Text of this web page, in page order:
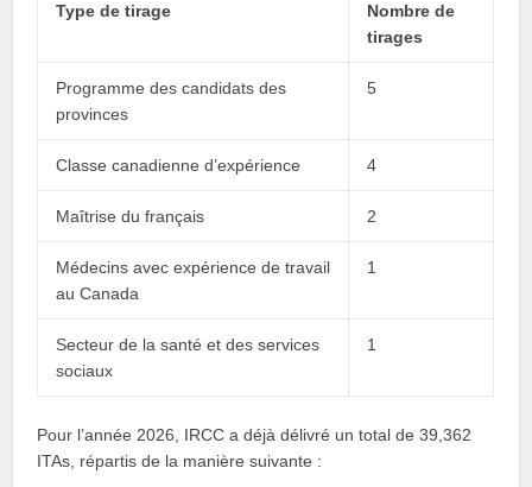
Type de tirage
Nombre de
tirages
Programme des candidats des
provinces
5
Classe canadienne d’expérience 4
Maîtrise du français 2
Médecins avec expérience de travail
au Canada
1
Secteur de la santé et des services
sociaux
1
Pour l’année 2026, IRCC a déjà délivré un total de 39,362
ITAs, répartis de la manière suivante :